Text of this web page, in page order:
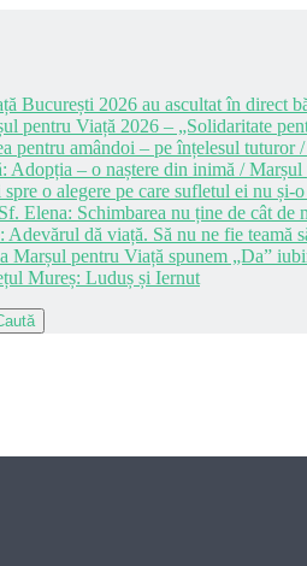
București 2026 au ascultat în direct
pentru Viață 2026 – „Solidaritate
pentru amândoi – pe înțelesul
Adopția – o naștere din inimă /
o alegere pe care sufletul ei nu
Elena: Schimbarea nu ține de cât
dă viață. Să nu ne fie teamă
Marșul pentru Viață spunem „Da”
Mureș: Luduș și Iernut